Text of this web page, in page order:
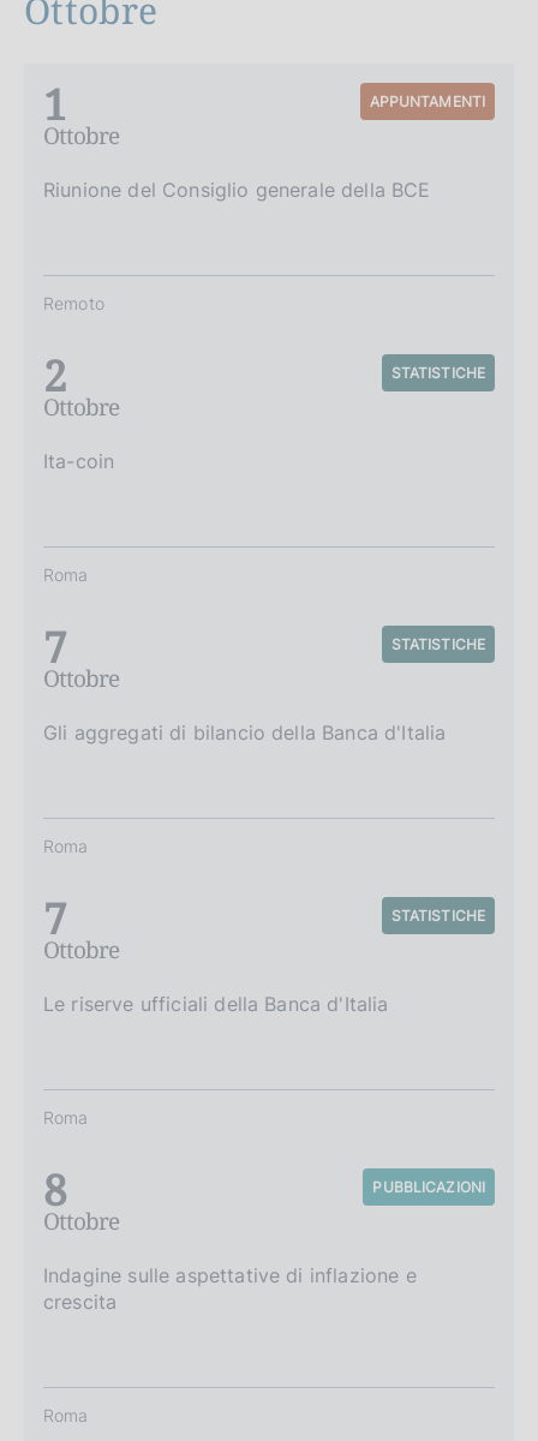
Ottobre
1
Ottobre
APPUNTAMENTI
Riunione del Consiglio generale della BCE
Remoto
2
Ottobre
STATISTICHE
Ita-coin
Roma
7
Ottobre
STATISTICHE
Gli aggregati di bilancio della Banca d'Italia
Roma
7
Ottobre
STATISTICHE
Le riserve ufficiali della Banca d'Italia
Roma
8
Ottobre
PUBBLICAZIONI
Indagine sulle aspettative di inflazione e
crescita
Roma